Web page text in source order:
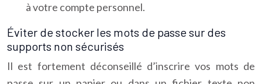
à votre compte personnel.
Éviter de stocker les mots de passe sur des
supports non sécurisés
Il est fortement déconseillé d’inscrire vos mots de